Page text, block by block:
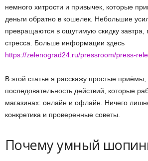
немного хитрости и привычек, которые
деньги обратно в кошелек. Небольшие
превращаются в ощутимую скидку завтра,
стресса. Больше информации здесь
https://zelenograd24.ru/pressroom/press-
В этой статье я расскажу простые
последовательность действий, которые
магазинах: онлайн и офлайн. Ничего
конкретика и проверенные советы.
Почему умный